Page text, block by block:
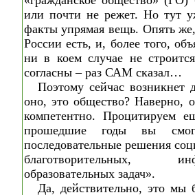
или почти не режет. Но тут
факты упрямая вещь. Опять
России есть, и, более того,
ни в коем случае не
согласны – раз САМ сказал…
Поэтому сейчас возникнет
оно, это общество? Наверно,
компетентно. Процитируем
прошедшие годы вы
последовательные решения
благотворительных,
образовательных задач».
Да, действительно, это мы